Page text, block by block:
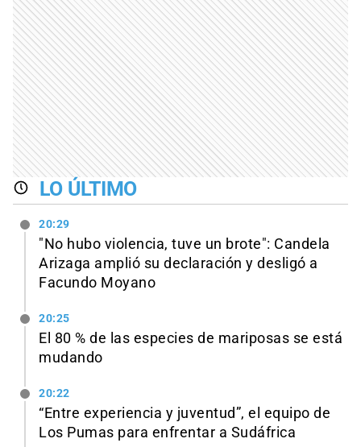
LO ÚLTIMO
20:29
"No hubo violencia, tuve un brote": Candela
Arizaga amplió su declaración y desligó a
Facundo Moyano
20:25
El 80 % de las especies de mariposas se está
mudando
20:22
“Entre experiencia y juventud”, el equipo de
Los Pumas para enfrentar a Sudáfrica